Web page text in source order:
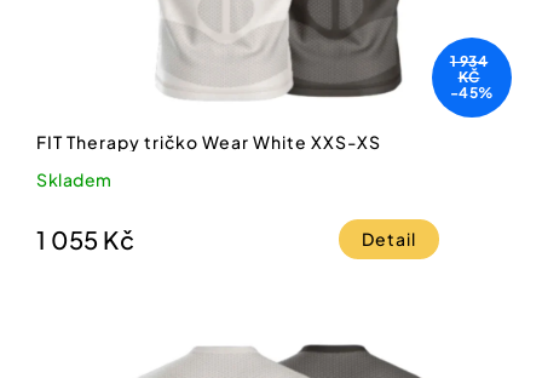
1 934
KČ
-45%
FIT Therapy tričko Wear White XXS-XS
Skladem
1 055 Kč Detail